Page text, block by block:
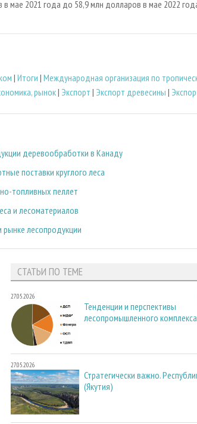
мае 2021 года до 58,9 млн долларов в мае 2022
| Итоги | Международная организация по
рынок| Экспорт | Экспорт древесины |
деревообработки в Канаду
поставки круглого леса
топливных пеллет
и лесоматериалов
лесопродукции
СТАТЬИ ПО ТЕМЕ
27.05.2026
Тенденции и перспективы
лесопромышленного
27.05.2026
Стратегически важно.
(Якутия)